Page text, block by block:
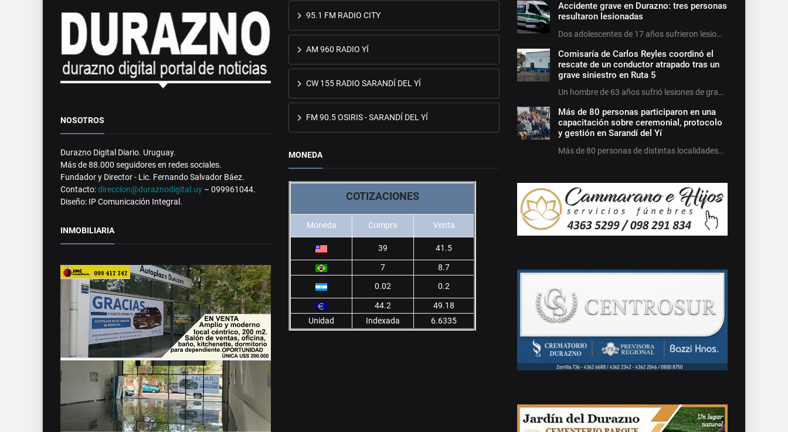
NOSOTROS
Durazno Digital Diario. Uruguay.
Más de 88.000 seguidores en redes sociales.
Fundador y Director - Lic. Fernando Salvador Báez.
Contacto:direccion@duraznodigital.uy – 099961044.
Diseño: IP Comunicación Integral.
INMOBILIARIA
95.1 FM RADIO CITY
AM 960 RADIO YÍ
CW 155 RADIO SARANDÍ DEL YÍ
FM 90.5 OSIRIS - SARANDÍ DEL YÍ
MONEDA
COTIZACIONES
Moneda Compra Venta
39 41.5
7
8.7
0.02
0.2
44.2
49.18
Unidad
Indexada 6.6335
Accidente grave en Durazno: tres personas
resultaron lesionadas
Dos adolescentes de 17 años sufrieron lesio…
Comisaría de Carlos Reyles coordinó el
rescate de un conductor atrapado tras un
grave siniestro en Ruta 5
Un hombre de 63 años sufrió lesiones de gra…
Más de 80 personas participaron en una
capacitación sobre ceremonial, protocolo
y gestión en Sarandí del Yí
Más de 80 personas de distintas localidades…